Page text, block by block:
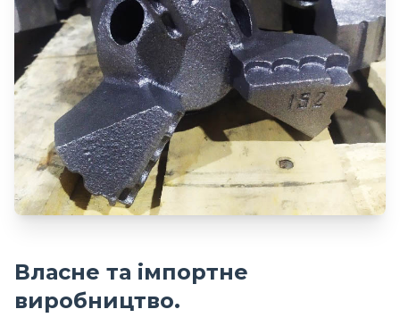
Власне та імпортне
виробництво.